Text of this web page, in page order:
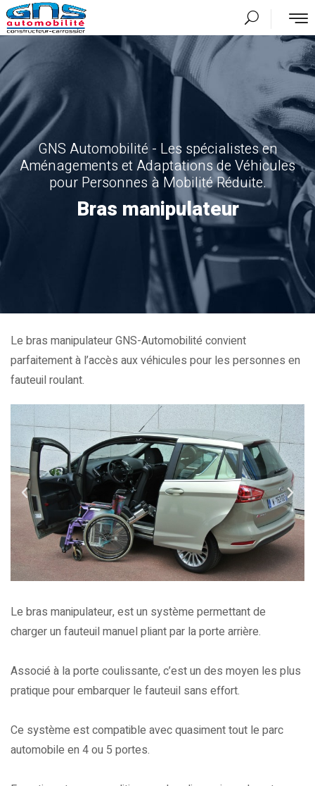
GNS Automobilité - Les spécialistes en
Aménagements et Adaptations de Véhicules
pour Personnes à Mobilité Réduite.
Bras manipulateur
Le bras manipulateur GNS-Automobilité convient
parfaitement à l’accès aux véhicules pour les personnes en
fauteuil roulant.
Le bras manipulateur, est un système permettant de
charger un fauteuil manuel pliant par la porte arrière.
Associé à la porte coulissante, c’est un des moyen les plus
pratique pour embarquer le fauteuil sans effort.
Ce système est compatible avec quasiment tout le parc
automobile en 4 ou 5 portes.